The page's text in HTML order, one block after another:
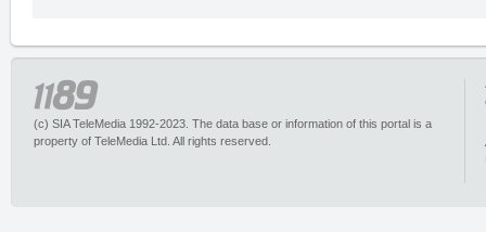
(c) SIA TeleMedia 1992-2023. The data base or information of this portal is a
property of TeleMedia Ltd. All rights reserved.